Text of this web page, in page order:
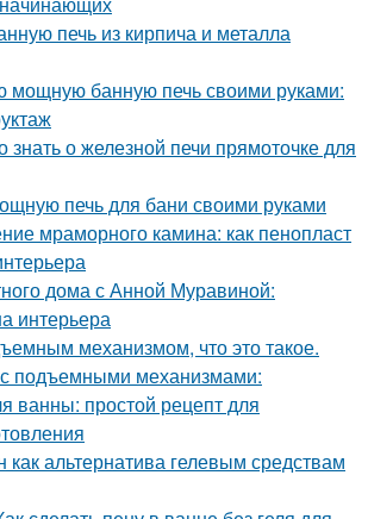
печь из кирпича и металла
мощную банную печь своими руками:
знать о железной печи прямоточке для
печь для бани своими руками
мраморного камина: как пенопласт
дома с Анной Муравиной:
интерьера
механизмом, что это такое.
подъемными механизмами:
ванны: простой рецепт для
как альтернатива гелевым средствам